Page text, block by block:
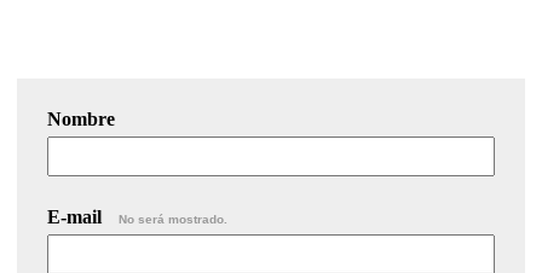
Nombre
E-mail No será mostrado.